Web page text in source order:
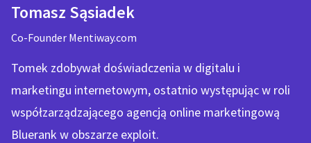
Tomasz Sąsiadek
Co-Founder Mentiway.com
Tomek zdobywał doświadczenia w digitalu i
marketingu internetowym, ostatnio występując w roli
współzarządzającego agencją online marketingową
Bluerank w obszarze exploit.